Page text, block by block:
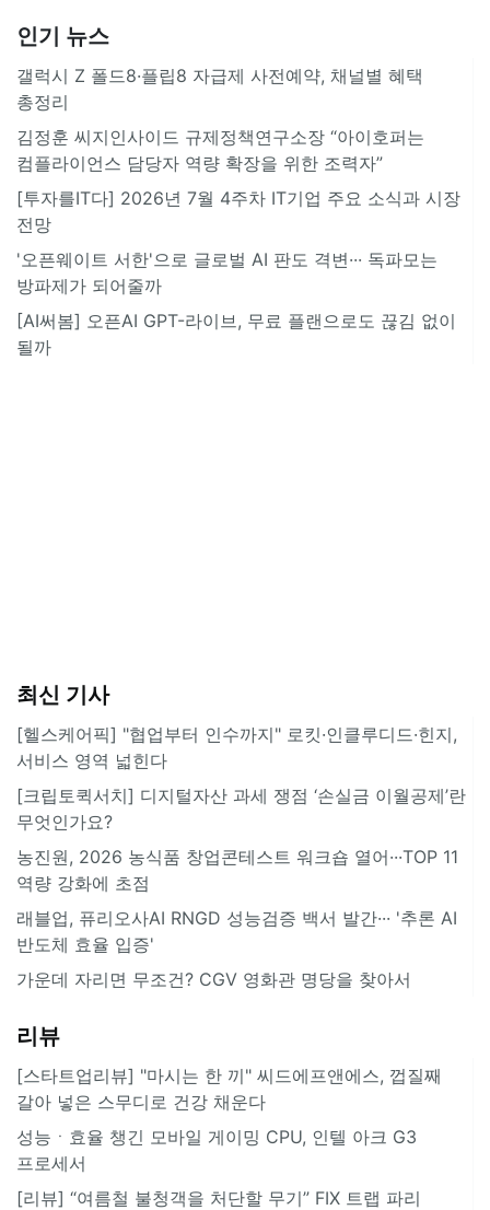
인기 뉴스
갤럭시 Z 폴드8·플립8 자급제 사전예약, 채널별 혜택
총정리
김정훈 씨지인사이드 규제정책연구소장 “아이호퍼는
컴플라이언스 담당자 역량 확장을 위한 조력자”
[투자를IT다] 2026년 7월 4주차 IT기업 주요 소식과 시장
전망
'오픈웨이트 서한'으로 글로벌 AI 판도 격변··· 독파모는
방파제가 되어줄까
[AI써봄] 오픈AI GPT-라이브, 무료 플랜으로도 끊김 없이
될까
최신 기사
[헬스케어픽] "협업부터 인수까지" 로킷·인클루디드·힌지,
서비스 영역 넓힌다
[크립토퀵서치] 디지털자산 과세 쟁점 ‘손실금 이월공제’란
무엇인가요?
농진원, 2026 농식품 창업콘테스트 워크숍 열어···TOP 11
역량 강화에 초점
래블업, 퓨리오사AI RNGD 성능검증 백서 발간··· '추론 AI
반도체 효율 입증'
가운데 자리면 무조건? CGV 영화관 명당을 찾아서
리뷰
[스타트업리뷰] "마시는 한 끼" 씨드에프앤에스, 껍질째
갈아 넣은 스무디로 건강 채운다
성능ㆍ효율 챙긴 모바일 게이밍 CPU, 인텔 아크 G3
프로세서
[리뷰] “여름철 불청객을 처단할 무기” FIX 트랩 파리